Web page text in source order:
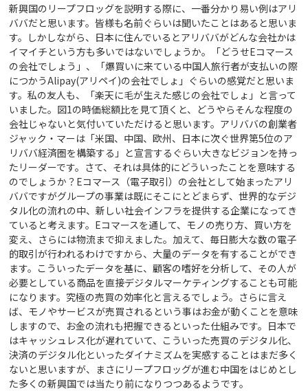
新興国のリープフロッグを説明する際に、一番分かり易い例はアリ
ババだと思います。皆様も名前ぐらいは聞いたことはあると思いま
す。しかしながら、日本に住んでいるとアリババがどんな会社かは
イマイチという方も多いではないでしょうか。「どうせEコマース
の会社でしょう」、「爆買いに来ている中国人旅行者が支払いの際
につかうAlipay(アリペイ)の会社でしょ」ぐらいの感覚だと思いま
す。私の友人も、「楽天に毛が生えた感じの会社でしょ」と言って
いました。図1の時価総額比を見て頂くと、どうやらそんな程度の
会社じゃないと気付いていただけると思います。アリババの創業者
ジャック・マーは「米国、中国、欧州、日本に次ぐ世界第5位のア
リババ経済圏を構築する」と宣言するぐらい大きなビジョンを持っ
たリーダーです。さて、それは具体的にどういったことを意味する
のでしょうか？Eコマース（電子取引）の会社として始まったアリ
ババですがグループの事業は既にそこにとどまらず、世界的なデジ
タル化の流れの中、新しい社会インフラを提供する企業になってき
ていると考えます。Eコマースを通して、モノの売り方、買い方を
変え、さらには物流まで抑えました。加えて、毎日膨大な数の電子
的取引が行われるわけですから、大量のデータを有することができ
ます。こういったデータを基に、顧客の嗜好を分析して、その人が
必要としている商品を直接デジタルマーケティングすることも可能
になります。究極の売買の効率化と言えるでしょう。さらに言え
ば、モノやサービスが売買されるという事はお金が動くことを意味
しますので、お金の流れも把握できるといった仕組みです。日本で
はキャッシュレス化が遅れていて、こういった売買のデジタル化、
決済のデジタル化といったダイナミズムを実感することはまだ多く
ないと思いますが、まさにリープフロッグが進む中国をはじめとし
た多くの新興国では当たり前になりつつあるようです。